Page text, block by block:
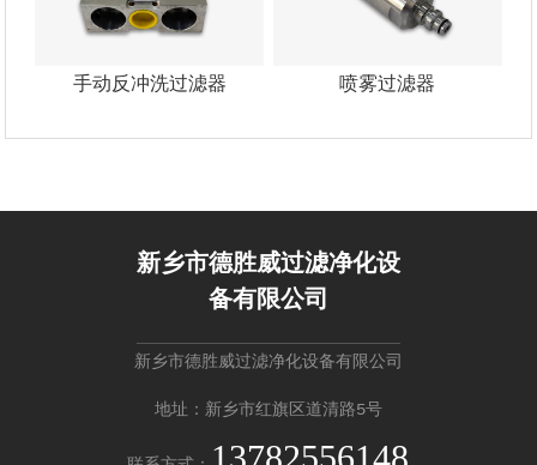
手动反冲洗过滤器 喷雾过滤器
新乡市德胜威过滤净化设
备有限公司
新乡市德胜威过滤净化设备有限公司
地址：新乡市红旗区道清路5号
13782556148